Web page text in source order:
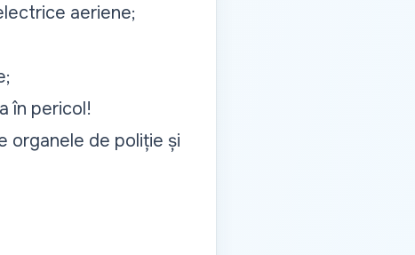
aeriene;
în pericol!
organele de poliție și